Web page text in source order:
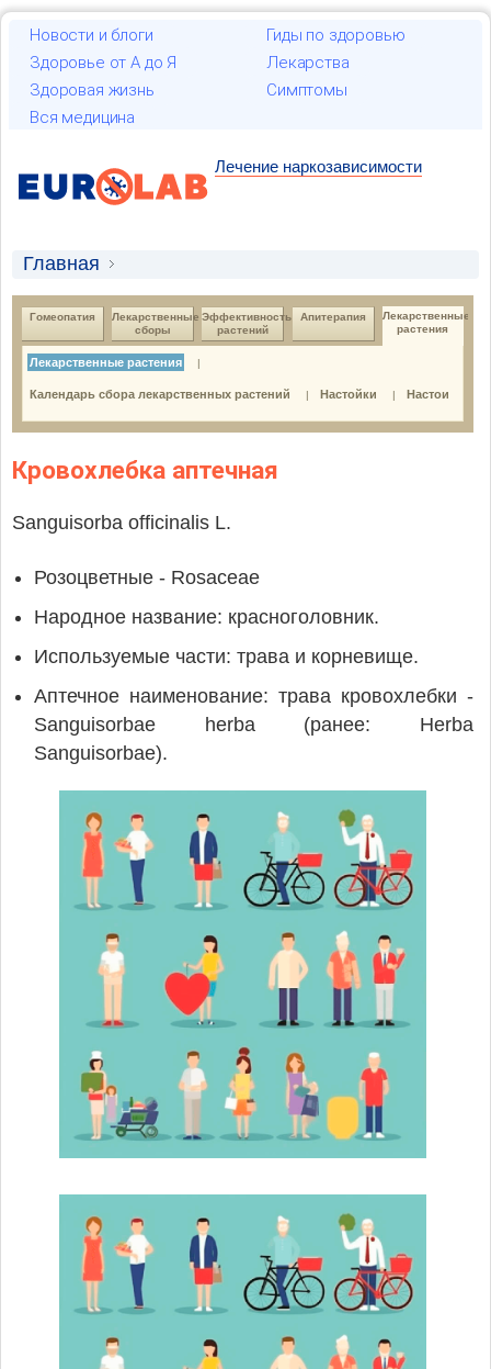
Новости и блоги
Гиды по здоровью
Здоровье от А до Я
Лекарства
Здоровая жизнь
Симптомы
Вся медицина
Лечение наркозависимости
Главная
Лекарственные растения и гомеопатия
Лекарственные растения
Гомеопатия
Лекарственные
сборы
Эффективность
растений
Апитерапия
Лекарственные
растения
Лекарственные растения |
Календарь сбора лекарственных растений | Настойки | Настои
Кровохлебка аптечная
Sanguisorba officinalis L.
Розоцветные - Rosaceae
Народное название: красноголовник.
Используемые части: трава и корневище.
Аптечное наименование: трава кровохлебки -
Sanguisorbae herba (ранее: Herba
Sanguisorbae).